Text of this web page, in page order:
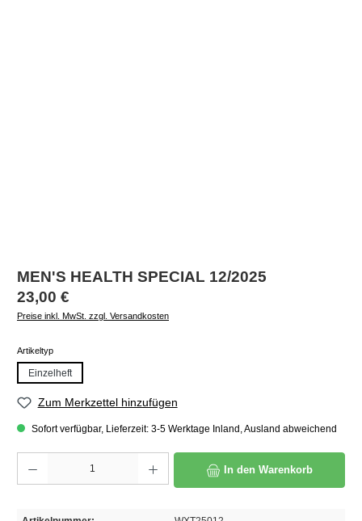
MEN'S HEALTH SPECIAL 12/2025
Regulärer Preis:
23,00 €
Preise inkl. MwSt. zzgl. Versandkosten
Artikeltypauswählen
Einzelheft
Zum Merkzettel hinzufügen
Sofort verfügbar, Lieferzeit: 3-5 Werktage Inland, Ausland abweichend
In den Warenkorb